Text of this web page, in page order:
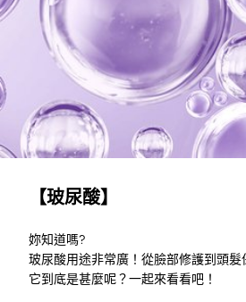
【玻尿酸】
妳知道嗎?
玻尿酸用途非常廣！從臉部修護到頭髮
它到底是甚麼呢？一起來看看吧！